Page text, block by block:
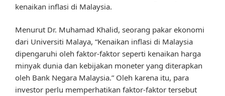
kenaikan inflasi di Malaysia.
Menurut Dr. Muhamad Khalid, seorang pakar ekonomi
dari Universiti Malaya, “Kenaikan inflasi di Malaysia
dipengaruhi oleh faktor-faktor seperti kenaikan harga
minyak dunia dan kebijakan moneter yang diterapkan
oleh Bank Negara Malaysia.” Oleh karena itu, para
investor perlu memperhatikan faktor-faktor tersebut